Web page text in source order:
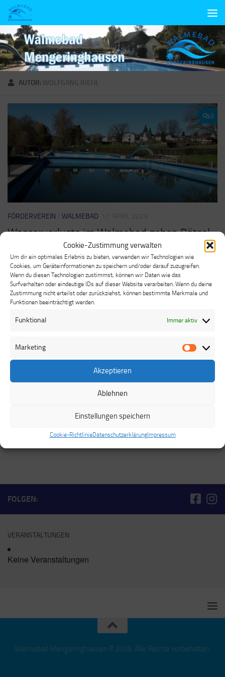
Cookie-Zustimmung verwalten
Um dir ein optimales Erlebnis zu bieten, verwenden wir Technologien wie
Cookies, um Geräteinformationen zu speichern und/oder darauf zuzugreifen.
Wenn du diesen Technologien zustimmst, können wir Daten wie das
Surfverhalten oder eindeutige IDs auf dieser Website verarbeiten. Wenn du deine
Zustimmung nicht erteilst oder zurückziehst, können bestimmte Merkmale und
Funktionen beeinträchtigt werden.
Funktional Immer aktiv
Marketing
Akzeptieren
Ablehnen
Einstellungen speichern
Cookie-RichtlinieDatenschutzerklärungImpressum
Unter dem Inhalt
AUTOR: WOLFGANG RIEHL
0
FÖRDERVEREIN WALMEBAD
Wasserverluste im Walmebad geben Rätsel
Förderverein blick auf Jahr mit 12.000 Besuchern zurück –
Aufsichten gesucht Arolsen-Mengeringhausen – Der
Förderverein des Walmebads Mengeringhausen zog in der
Jahreshauptversammlung Bilanz auf ein gutes Jahr.
Vorsitzender Wolfgang Riehl erklärte, dass die Ursache für
stellvertretende Vorsitzende Alfred Reuter berichtete von 12
000 Besuchern, die an 100 Öffnungstagen das Walmebad
besuchten. Schulen gehörten dazu, die DLRG nahm eine
Tauchübung vor. 45 Schwimmabzeichen wurden nach
Schwimmunterricht überreicht. Mit einem Familientag klang...
Facebook
EmailWhatsApp
Teilen
FOLGEN:
VERANSTALTUNGEN
Keine Veranstaltungen
Walmebad Mengeringhausen © 2026. Alle Rechte vorbehalten.